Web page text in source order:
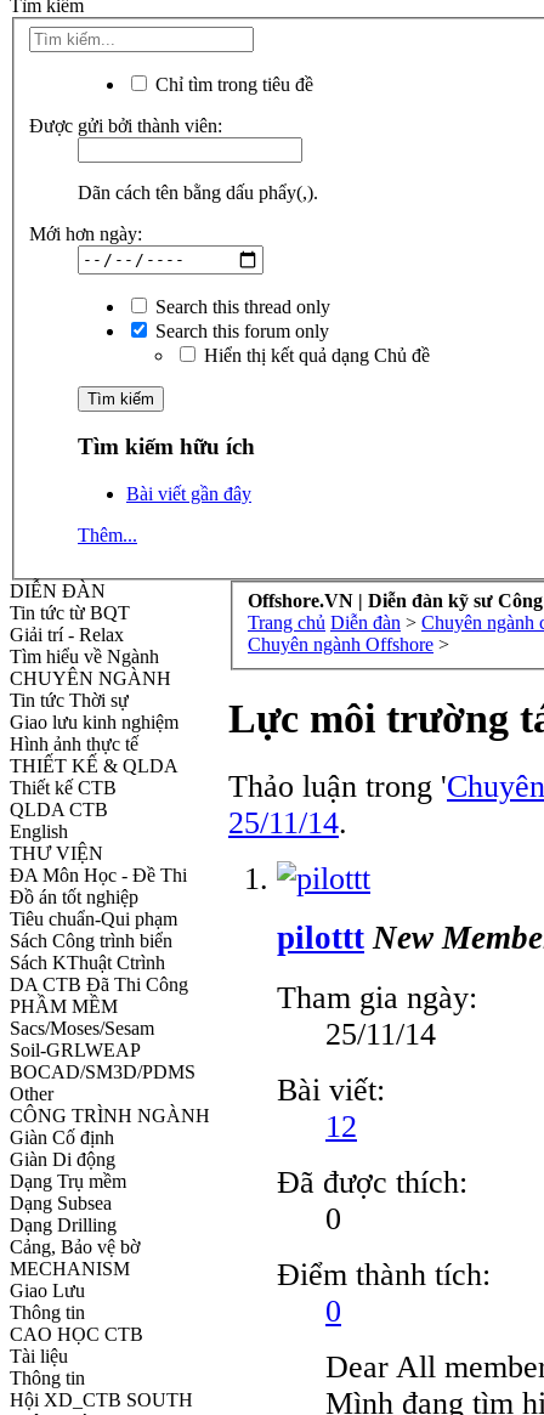
Tìm kiếm
Chỉ tìm trong tiêu đề
Được gửi bởi thành viên:
Dãn cách tên bằng dấu phẩy(,).
Mới hơn ngày:
Search this thread only
Search this forum only
Hiển thị kết quả dạng Chủ đề
Tìm kiếm hữu ích
Bài viết gần đây
Thêm...
DIỄN ĐÀN
Tin tức từ BQT
Giải trí - Relax
Tìm hiểu về Ngành
CHUYÊN NGÀNH
Tin tức Thời sự
Giao lưu kinh nghiệm
Hình ảnh thực tế
THIẾT KẾ & QLDA
Thiết kế CTB
QLDA CTB
English
THƯ VIỆN
ĐA Môn Học - Đề Thi
Đồ án tốt nghiệp
Tiêu chuẩn-Qui phạm
Sách Công trình biển
Sách KThuật Ctrình
DA CTB Đã Thi Công
PHẦM MỀM
Sacs/Moses/Sesam
Soil-GRLWEAP
BOCAD/SM3D/PDMS
Other
CÔNG TRÌNH NGÀNH
Giàn Cố định
Giàn Di động
Dạng Trụ mềm
Dạng Subsea
Dạng Drilling
Cảng, Bảo vệ bờ
MECHANISM
Giao Lưu
Thông tin
CAO HỌC CTB
Tài liệu
Thông tin
Hội XD_CTB SOUTH
Offshore.VN | Diễn đàn kỹ sư
Trang chủ Diễn đàn > Chuyên ngành
Chuyên ngành Offshore >
Lực môi trường
Thảo luận trong '
25/11/14.
pilottt New
Tham gia ngày:
25/11/14
Bài viết:
12
Đã được thích:
0
Điểm thành tích:
0
Dear All
Mình đang tìm